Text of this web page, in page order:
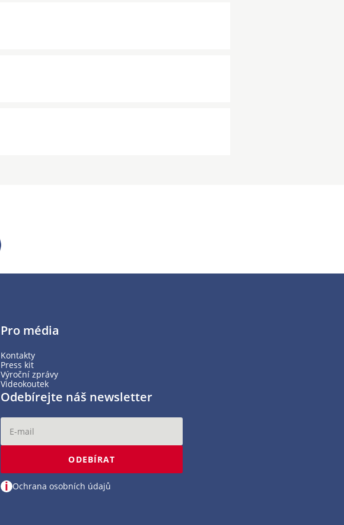
Pro média
Kontakty
Press kit
Výroční zprávy
Videokoutek
Odebírejte náš newsletter
ODEBÍRAT
i Ochrana osobních údajů